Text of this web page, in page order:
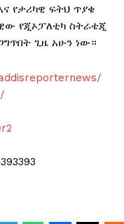
የታሪካዊ ፍትህ ጥያቄ
የጂኦፓለቲካ ስትራቴጂ
ጊዜ አሁን ነው።